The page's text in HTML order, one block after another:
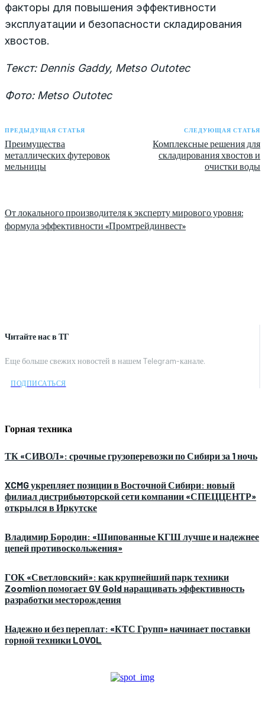
Читайте нас в ТГ
Еще больше свежих новостей в нашем Telegram-канале.
ПОДПИСАТЬСЯ
Горная техника
ТК «СИВОЛ»: срочные грузоперевозки по Сибири за 1 ночь
XCMG укрепляет позиции в Восточной Сибири: новый
филиал дистрибьюторской сети компании «СПЕЦЦЕНТР»
открылся в Иркутске
Владимир Бородин: «Шипованные КГШ лучше и надежнее
цепей противоскольжения»
ГОК «Светловский»: как крупнейший парк техники
Zoomlion помогает GV Gold наращивать эффективность
разработки месторождения
Надежно и без переплат: «КТС Групп» начинает поставки
горной техники LOVOL
факторы для повышения эффективности
эксплуатации и безопасности складирования
хвостов.
Текст: Dennis Gaddy, Metso Outotec
Фото: Metso Outotec
ПРЕДЫДУЩАЯ СТАТЬЯ
Преимущества
металлических футеровок
мельницы
СЛЕДУЮЩАЯ СТАТЬЯ
Комплексные решения для
складирования хвостов и
очистки воды
От локального производителя к эксперту мирового уровня:
формула эффективности «Промтрейдинвест»